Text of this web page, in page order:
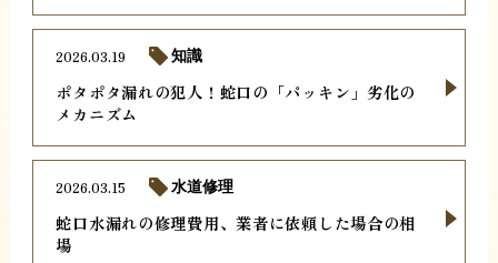
ポタポタ漏れの犯人！蛇口の「パッキン」劣化の
メカニズム
2026.03.19 知識
蛇口水漏れの修理費用、業者に依頼した場合の相
場
2026.03.15 水道修理